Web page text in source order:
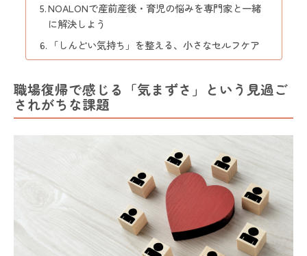
NOALONで産前産後・育児の悩みを専門家と一緒
に解決しよう
「しんどい気持ち」を整える、小さなセルフケア
職場復帰で感じる「気まずさ」という見過ご
されがちな課題